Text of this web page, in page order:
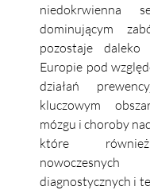
niedokrwienna
dominującym
pozostaje
Europie pod
działań
kluczowym
mózgu i choroby
które
diagnostycznych i